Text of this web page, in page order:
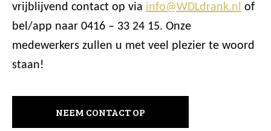
vrijblijvend contact op via info@WDLdrank.nl of
bel/app naar 0416 – 33 24 15. Onze
medewerkers zullen u met veel plezier te woord
staan!
NEEM CONTACT OP